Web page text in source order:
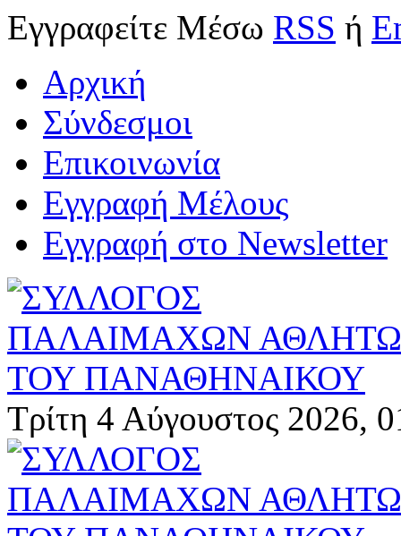
Εγγραφείτε Μέσω RSS ή
Αρχική
Σύνδεσμοι
Επικοινωνία
Εγγραφή Μέλους
Εγγραφή στο Newsletter
Τρίτη 4 Αύγουστος 2026,